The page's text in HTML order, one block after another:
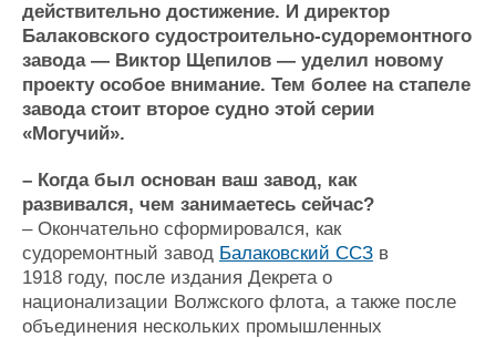
Реклама
Конференции
Выставки и семинары
Личности
Флот
Галерея флота
Все службы
действительно достижение. И директор
Балаковского судостроительно-судоремонтного
завода — Виктор Щепилов — уделил новому
проекту особое внимание. Тем более на стапеле
завода стоит второе судно этой серии
«Могучий».
– Когда был основан ваш завод, как
развивался, чем занимаетесь сейчас?
– Окончательно сформировался, как
судоремонтный завод Балаковский ССЗ в
1918 году, после издания Декрета о
национализации Волжского флота, а также после
объединения нескольких промышленных